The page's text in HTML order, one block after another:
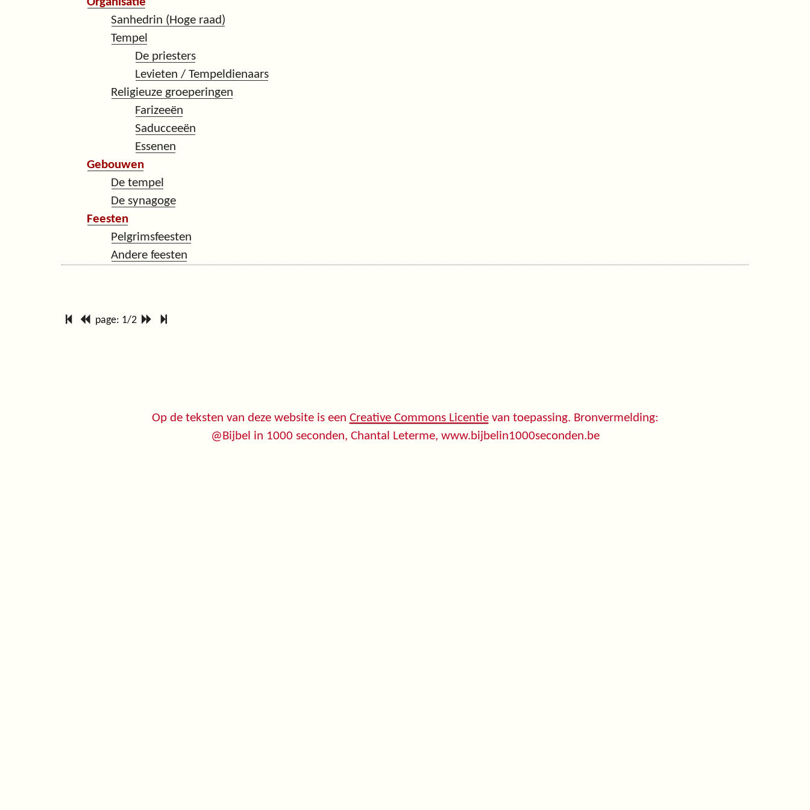
Sanhedrin (Hoge raad)
Tempel
De priesters
Levieten / Tempeldienaars
Religieuze groeperingen
Farizeeën
Saducceeën
Essenen
Gebouwen
De tempel
De synagoge
Feesten
Pelgrimsfeesten
Andere feesten
page: 1/2
Op de teksten van deze website is een Creative Commons Licentievan toepassing. Bronvermelding:
@Bijbel in 1000 seconden, Chantal Leterme, www.bijbelin1000seconden.be